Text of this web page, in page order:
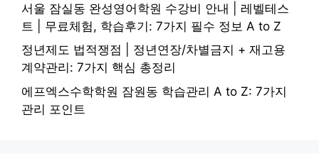
서울 잠실동 완성영어학원 수강비 안내 | 레벨테스
트 | 무료체험, 학습후기: 7가지 필수 정보 A to Z
정년제도 법적쟁점 | 정년연장/차별금지 + 재고용
계약관리: 7가지 핵심 총정리
에프엑스수학학원 잠원동 학습관리 A to Z: 7가지
관리 포인트